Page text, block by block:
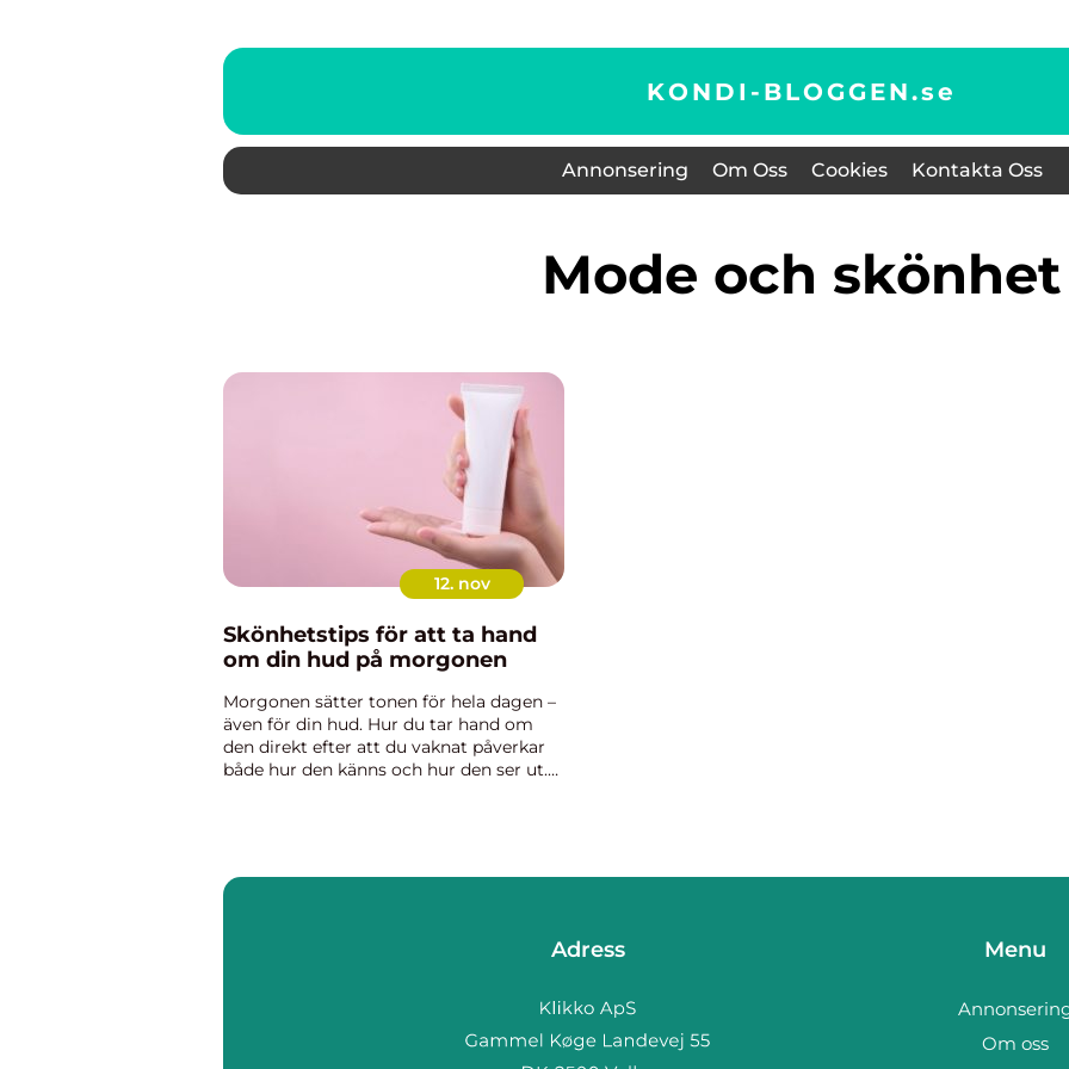
KONDI-BLOGGEN.se
Annonsering Om Oss Cookies Kontakta Oss
Mode och skönhet
12. nov
Skönhetstips för att ta hand
om din hud på morgonen
Morgonen sätter tonen för hela dagen –
även för din hud. Hur du tar hand om
den direkt efter att du vaknat påverkar
både hur den känns och hur den ser ut.
Adress Menu
Om oss